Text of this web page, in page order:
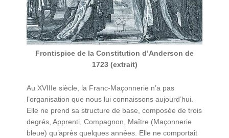
Frontispice de la Constitution d’Anderson de
1723 (extrait)
Au XVIIIe siècle, la Franc-Maçonnerie n’a pas
l’organisation que nous lui connaissons aujourd’hui.
Elle ne prend sa structure de base, composée de trois
degrés, Apprenti, Compagnon, Maître (Maçonnerie
bleue) qu’après quelques années. Elle ne comportait